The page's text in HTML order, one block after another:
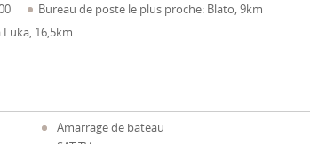
Bureau de poste le plus proche: Blato, 9km
16,5km
Amarrage de bateau